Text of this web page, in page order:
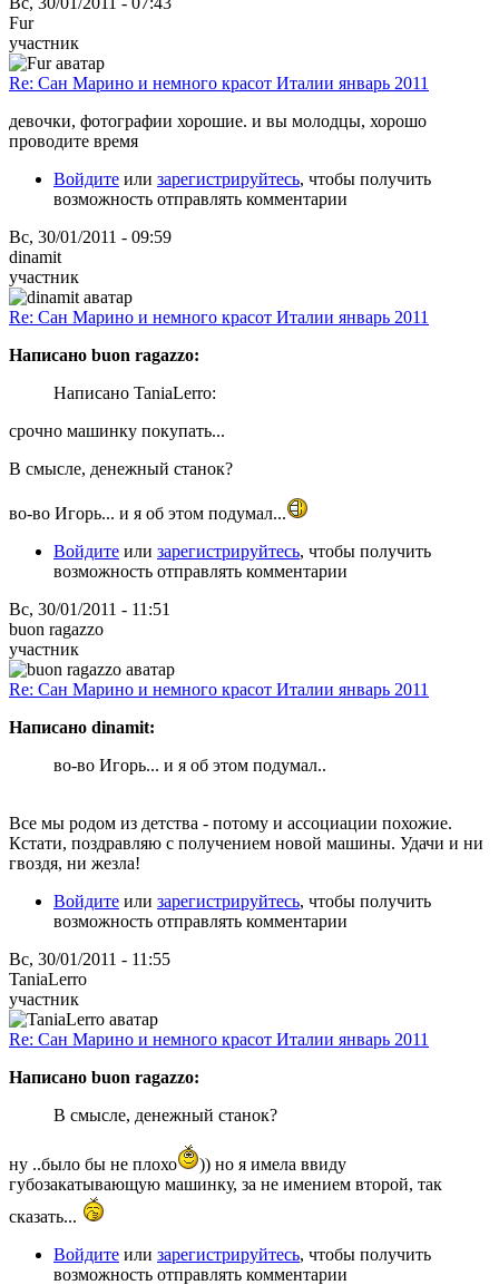
Fur
участник
Re: Сан Марино и немного красот Италии январь 2011
девочки, фотографии хорошие. и вы молодцы, хорошо
проводите время
Войдите или зарегистрируйтесь, чтобы получить
возможность отправлять комментарии
Вс, 30/01/2011 - 09:59
dinamit
участник
Re: Сан Марино и немного красот Италии январь 2011
Написано buon ragazzo:
Написано TaniaLerro:
срочно машинку покупать...
В смысле, денежный станок?
во-во Игорь... и я об этом подумал...
Войдите или зарегистрируйтесь, чтобы получить
возможность отправлять комментарии
Вс, 30/01/2011 - 11:51
buon ragazzo
участник
Re: Сан Марино и немного красот Италии январь 2011
Написано dinamit:
во-во Игорь... и я об этом подумал..
Все мы родом из детства - потому и ассоциации похожие.
Кстати, поздравляю с получением новой машины. Удачи и ни
гвоздя, ни жезла!
Войдите или зарегистрируйтесь, чтобы получить
возможность отправлять комментарии
Вс, 30/01/2011 - 11:55
TaniaLerro
участник
Re: Сан Марино и немного красот Италии январь 2011
Написано buon ragazzo:
В смысле, денежный станок?
ну ..было бы не плохо
)) но я имела ввиду
губозакатывающую машинку, за не имением второй, так
сказать...
Войдите или зарегистрируйтесь, чтобы получить
возможность отправлять комментарии